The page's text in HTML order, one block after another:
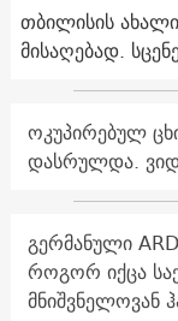
თბილისის
მისაღებად.
ოკუპირებულ
დასრულდა.
გერმანული
როგორ იქცა
მნიშვნელოვან